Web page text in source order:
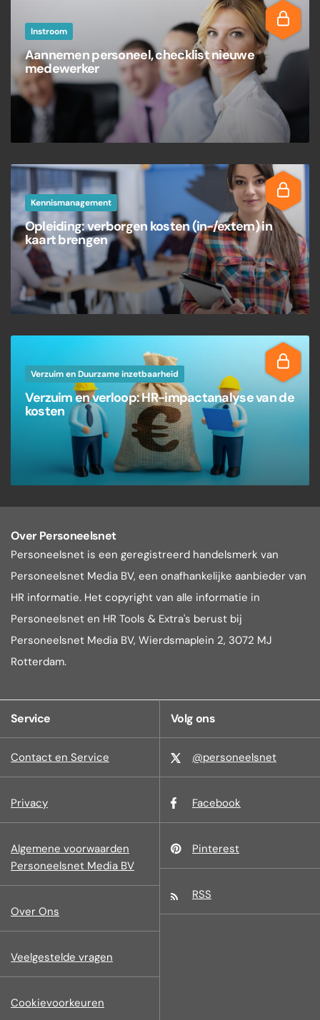
Instroom
Aannemen personeel, checklist nieuwe
medewerker
Kennismanagement
Opleiding: verborgen kosten (in-/extern) in
kaart brengen
Verzuim en Duurzame inzetbaarheid
Verzuim en verloop: HR-impactanalyse van de
kosten
Over Personeelsnet
Personeelsnet is een geregistreerd handelsmerk van
Personeelsnet Media BV, een onafhankelijke aanbieder van
HR informatie. Het copyright van alle informatie in
Personeelsnet en HR Tools & Extra's berust bij
Personeelsnet Media BV, Wierdsmaplein 2, 3072 MJ
Rotterdam.
Service
Contact en Service
Privacy
Algemene voorwaarden
Personeelsnet Media BV
Over Ons
Veelgestelde vragen
Cookievoorkeuren
Volg ons
@personeelsnet
Facebook
Pinterest
RSS